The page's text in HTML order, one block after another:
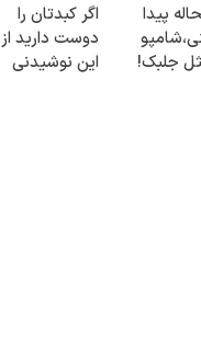
پیدا
جلبک!
اگر کبدتان را
دوست دارید از
این نوشیدنی